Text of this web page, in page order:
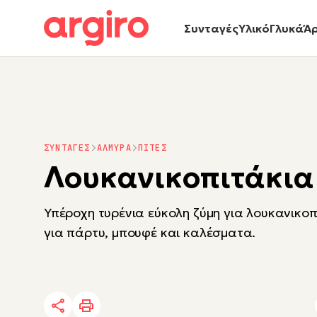
ΣυνταγέςΥλικόΓλυκά
ΣΥΝΤΑΓΕΣ ΑΛΜΥΡΑ ΠΙΤΕΣ
Λουκανικοπιτάκια
Υπέροχη τυρένια εύκολη ζύμη για
για πάρτυ, μπουφέ και καλέσματα.